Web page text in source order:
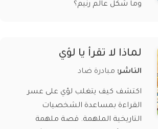
وما شكل عالم رنيم؟
لماذا لا تقرأ يا لؤي
الناشر: مبادرة ضاد
اكتشف كيف يتغلب لؤي على عسر
القراءة بمساعدة الشخصيات
التاريخية الملهمة. قصة ملهمة